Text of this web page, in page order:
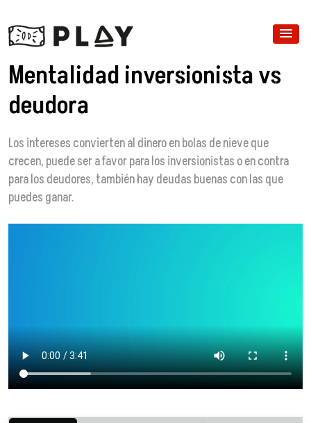
Mentalidad inversionista vs
deudora
Los intereses convierten al dinero en bolas de nieve que
crecen, puede ser a favor para los inversionistas o en contra
para los deudores, también hay deudas buenas con las que
puedes ganar.